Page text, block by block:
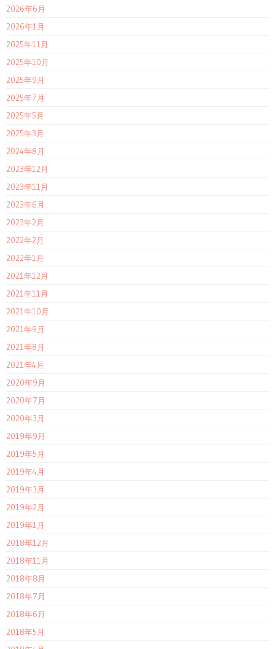
2026年6月
2026年1月
2025年11月
2025年10月
2025年9月
2025年7月
2025年5月
2025年3月
2024年8月
2023年12月
2023年11月
2023年6月
2023年2月
2022年2月
2022年1月
2021年12月
2021年11月
2021年10月
2021年9月
2021年8月
2021年4月
2020年9月
2020年7月
2020年3月
2019年9月
2019年5月
2019年4月
2019年3月
2019年2月
2019年1月
2018年12月
2018年11月
2018年8月
2018年7月
2018年6月
2018年5月